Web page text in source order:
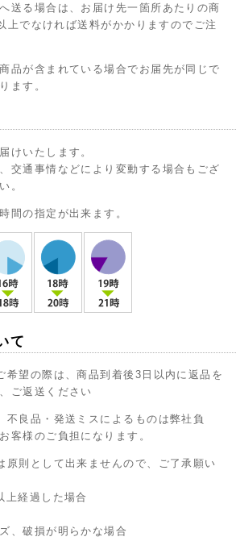
送る場合は、お届け先一箇所あたりの商
上でなければ送料がかかりますのでご注
品が含まれている場合でお届先が同じで
ます。
けいたします。
交通事情などにより変動する場合もござ
。
間の指定が出来ます。
て
希望の際は、商品到着後3日以内に返品を
ご返送ください
不良品・発送ミスによるものは弊社負
客様のご負担になります。
原則として出来ませんので、ご了承願い
経過した場合
、破損が明らかな場合